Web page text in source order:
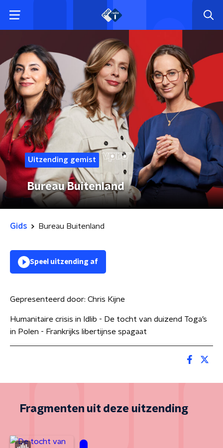
Uitzending gemist
Bureau Buitenland
Gids Bureau Buitenland
Speel uitzending af
Gepresenteerd door: Chris Kijne
Humanitaire crisis in Idlib - De tocht van duizend Toga’s
in Polen - Frankrijks libertijnse spagaat
Fragmenten uit deze uitzending